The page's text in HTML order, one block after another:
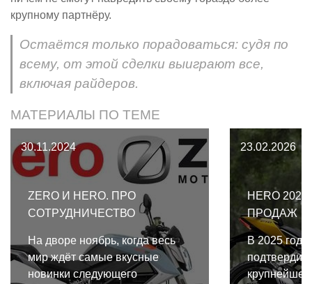
крупному партнёру.
Остаётся только порадоваться: судя по
всему, от этой сделки выиграют все,
включая райдеров.
МАТЕРИАЛЫ ПО ТЕМЕ
30.11.2024
ZERO И HERO. ПРО
СОТРУДНИЧЕСТВО
На дворе ноябрь, когда весь
мир ждёт самые вкусные
новинки следующего
23.02.2026
HERO
ПРОДАЖ
В 2025 году